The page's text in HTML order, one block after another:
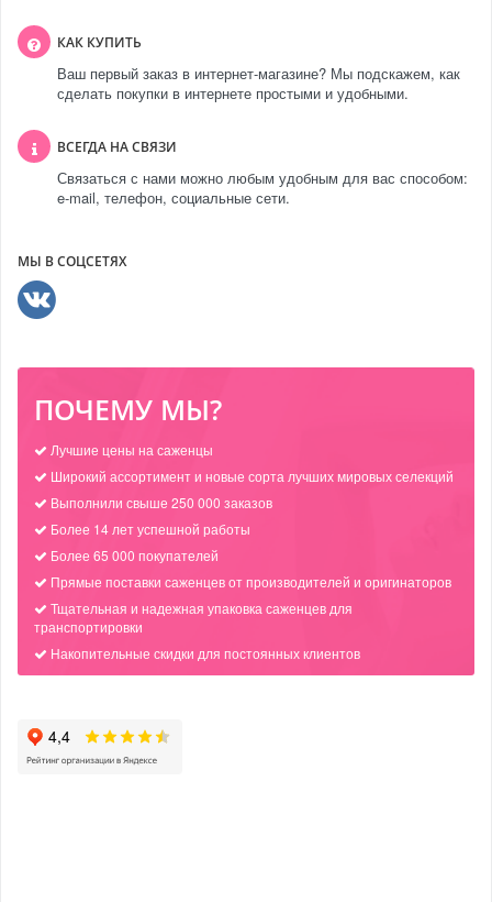
КАК КУПИТЬ
Ваш первый заказ в интернет-магазине? Мы подскажем, как
сделать покупки в интернете простыми и удобными.
ВСЕГДА НА СВЯЗИ
Связаться с нами можно любым удобным для вас способом:
e-mail, телефон, социальные сети.
МЫ В СОЦСЕТЯХ
ПОЧЕМУ МЫ?
Лучшие цены на саженцы
Широкий ассортимент и новые сорта лучших мировых селекций
Выполнили свыше 250 000 заказов
Более 14 лет успешной работы
Более 65 000 покупателей
Прямые поставки саженцев от производителей и оригинаторов
Тщательная и надежная упаковка саженцев для
транспортировки
Накопительные скидки для постоянных клиентов